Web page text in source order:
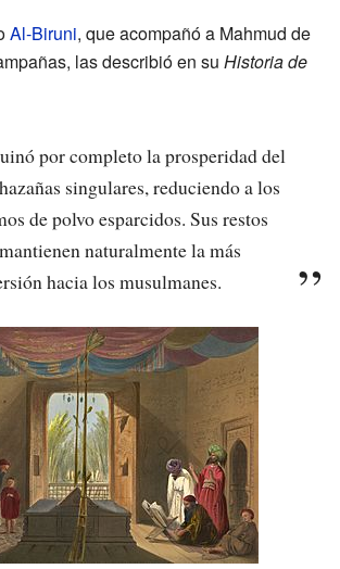
Al-Biruni, que acompañó a Mahmud de
las describió en su Historia de
por completo la prosperidad del
singulares, reduciendo a los
de polvo esparcidos. Sus restos
naturalmente la más
hacia los musulmanes.